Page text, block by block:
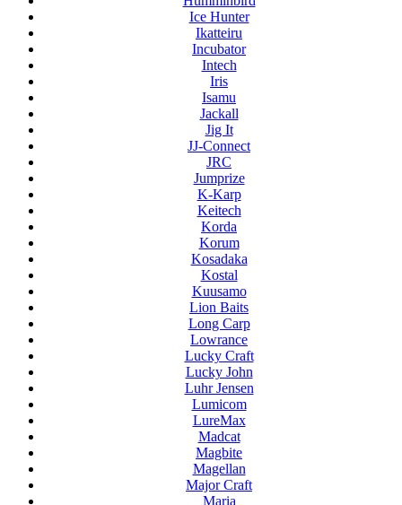
Ice Hunter
Ikatteiru
Incubator
Intech
Iris
Isamu
Jackall
Jig It
JJ-Connect
JRC
Jumprize
K-Karp
Keitech
Korda
Korum
Kosadaka
Kostal
Kuusamo
Lion Baits
Long Carp
Lowrance
Lucky Craft
Lucky John
Luhr Jensen
Lumicom
LureMax
Madcat
Magbite
Magellan
Major Craft
Maria